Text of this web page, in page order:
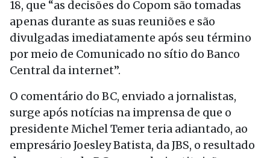
18, que “as decisões do Copom são tomadas
apenas durante as suas reuniões e são
divulgadas imediatamente após seu término
por meio de Comunicado no sítio do Banco
Central da internet”.
O comentário do BC, enviado a jornalistas,
surge após notícias na imprensa de que o
presidente Michel Temer teria adiantado, ao
empresário Joesley Batista, da JBS, o resultado